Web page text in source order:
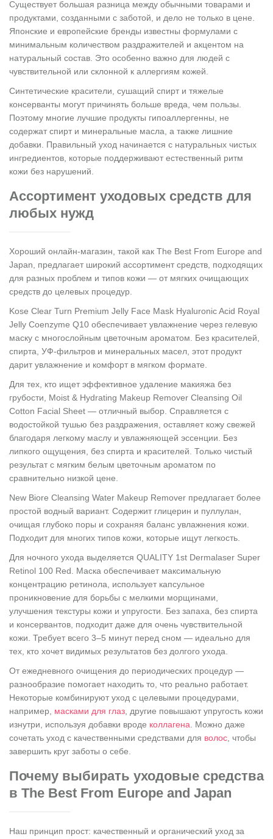
Существует большая разница между обычными товарами и
продуктами, созданными с заботой, и дело не только в цене.
Японские и европейские бренды известны формулами с
минимальным количеством раздражителей и акцентом на
натуральный состав. Это особенно важно для людей с
чувствительной или склонной к аллергиям кожей.
Синтетические красители, сушащий спирт и тяжелые
консерванты могут причинять больше вреда, чем пользы.
Поэтому многие лучшие продукты гипоаллергенны, не
содержат спирт и минеральные масла, а также лишние
добавки. Правильный уход начинается с натуральных чистых
ингредиентов, которые поддерживают естественный ритм
кожи без нарушений.
Ассортимент уходовых средств для
любых нужд
Хороший онлайн-магазин, такой как The Best From Europe and
Japan, предлагает широкий ассортимент средств, подходящих
для разных проблем и типов кожи — от мягких очищающих
средств до целевых процедур.
Kose Clear Turn Premium Jelly Face Mask Hyaluronic Acid Royal
Jelly Coenzyme Q10 обеспечивает увлажнение через гелевую
маску с многослойным цветочным ароматом. Без красителей,
спирта, УФ-фильтров и минеральных масел, этот продукт
дарит увлажнение и комфорт в мягком формате.
Для тех, кто ищет эффективное удаление макияжа без
грубости, Moist & Hydrating Makeup Remover Cleansing Oil
Cotton Facial Sheet — отличный выбор. Справляется с
водостойкой тушью без раздражения, оставляет кожу свежей
благодаря легкому маслу и увлажняющей эссенции. Без
липкого ощущения, без спирта и красителей. Только чистый
результат с мягким белым цветочным ароматом по
сравнительно низкой цене.
New Biore Cleansing Water Makeup Remover предлагает более
простой водный вариант. Содержит глицерин и пуллулан,
очищая глубоко поры и сохраняя баланс увлажнения кожи.
Подходит для многих типов кожи, которые ищут легкость.
Для ночного ухода выделяется QUALITY 1st Dermalaser Super
Retinol 100 Red. Маска обеспечивает максимальную
концентрацию ретинола, использует капсульное
проникновение для борьбы с мелкими морщинами,
улучшения текстуры кожи и упругости. Без запаха, без спирта
и консервантов, подходит даже для очень чувствительной
кожи. Требует всего 3–5 минут перед сном — идеально для
тех, кто хочет видимых результатов без долгого ухода.
От ежедневного очищения до периодических процедур —
разнообразие помогает находить то, что реально работает.
Некоторые комбинируют уход с целевыми процедурами,
например, масками для глаз , другие повышают упругость кожи
изнутри, используя добавки вроде коллагена . Можно даже
сочетать уход с качественными средствами для волос , чтобы
завершить круг заботы о себе.
Почему выбирать уходовые средства
в The Best From Europe and Japan
Наш принцип прост: качественный и органический уход за